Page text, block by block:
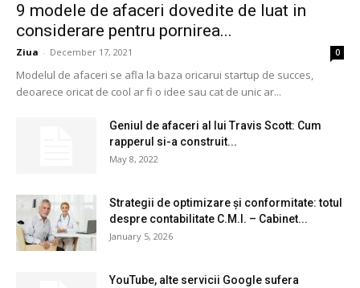
9 modele de afaceri dovedite de luat in
considerare pentru pornirea...
Ziua - December 17, 2021 0
Modelul de afaceri se afla la baza oricarui startup de succes,
deoarece oricat de cool ar fi o idee sau cat de unic ar...
Geniul de afaceri al lui Travis Scott: Cum
rapperul si-a construit...
May 8, 2022
Strategii de optimizare și conformitate: totul
despre contabilitate C.M.I. – Cabinet...
January 5, 2026
YouTube, alte servicii Google sufera